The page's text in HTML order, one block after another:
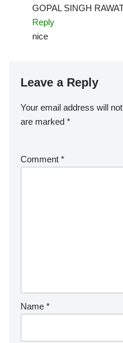
GOPAL SINGH
Reply
nice
Leave a Reply
Your email address will
are marked *
Comment *
Name *